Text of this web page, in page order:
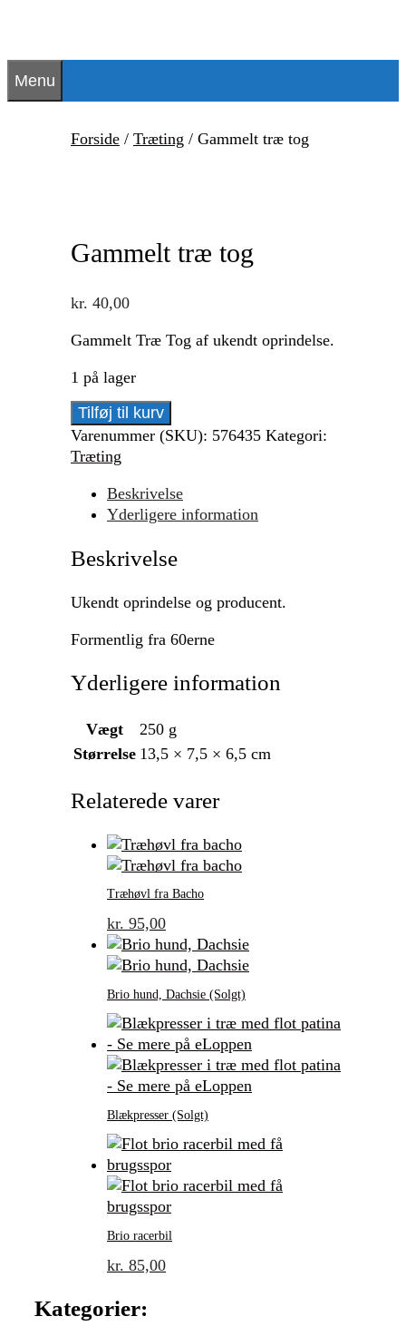
indhold
Menu
Forside / Træting / Gammelt træ tog
Gammelt træ tog
kr. 40,00
Gammelt Træ Tog af ukendt oprindelse.
1 på lager
Gammelt
træ
tog
Tilføj til kurv
Varenummer (SKU): 576435 Kategori:
Træting
Beskrivelse
Yderligere information
Beskrivelse
Ukendt oprindelse og producent.
Formentlig fra 60erne
Yderligere information
Vægt
250 g
Størrelse 13,5 × 7,5 × 6,5 cm
Relaterede varer
Træhøvl fra Bacho
kr. 95,00
Brio hund, Dachsie (Solgt)
Blækpresser (Solgt)
Brio racerbil
kr. 85,00
Kategorier: